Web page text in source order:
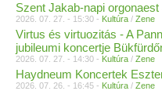
Szent Jakab-napi
2026. 07. 27. - 15:30 - Kultúra / Zene
Virtus és virtuozitás - A
jubileumi koncertje
2026. 07. 27. - 14:30 - Kultúra / Zene
Haydneum Koncertek
2026. 07. 26. - 16:45 - Kultúra / Zene